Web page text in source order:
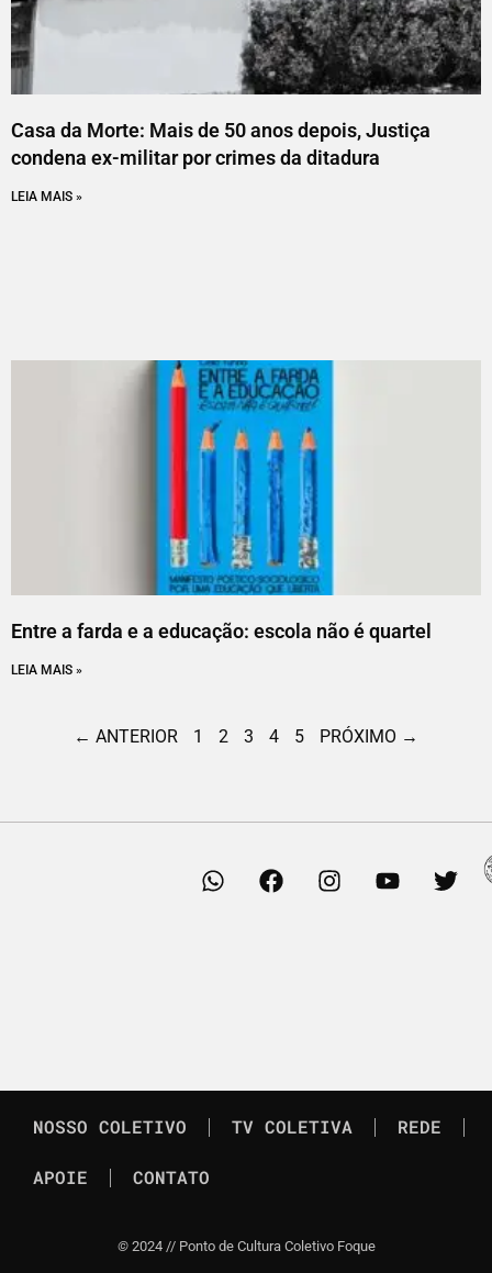
Casa da Morte: Mais de 50 anos depois, Justiça
condena ex-militar por crimes da ditadura
LEIA MAIS »
Entre a farda e a educação: escola não é quartel
LEIA MAIS »
← ANTERIOR 1 2 3 4 5 PRÓXIMO →
NOSSO COLETIVO TV COLETIVA REDE
APOIE CONTATO
© 2024 // Ponto de Cultura Coletivo Foque